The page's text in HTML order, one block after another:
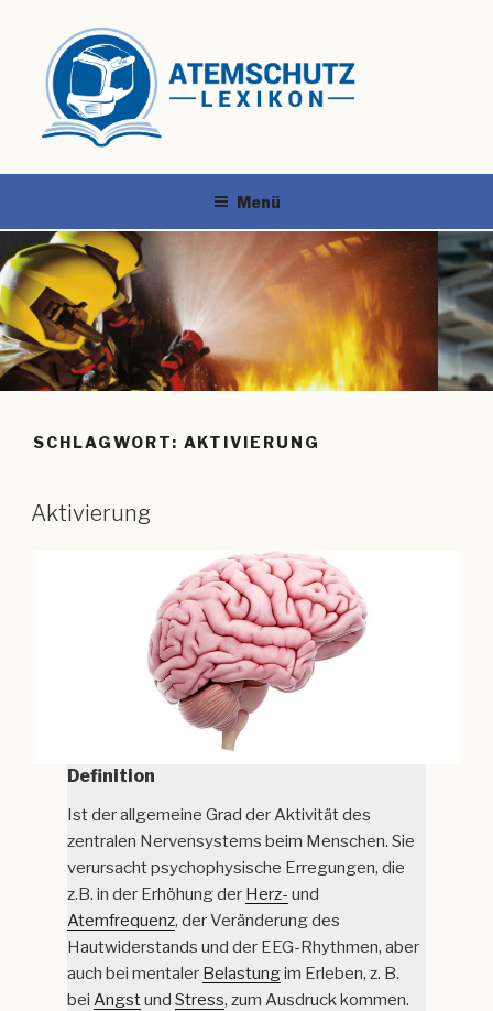
Menü
SCHLAGWORT: AKTIVIERUNG
Aktivierung
Definition
Ist der allgemeine Grad der Aktivität des
zentralen Nervensystems beim Menschen. Sie
verursacht psychophysische Erregungen, die
z.B. in der Erhöhung der Herz- und
Atemfrequenz, der Veränderung des
Hautwiderstands und der EEG-Rhythmen, aber
auch bei mentaler Belastungim Erleben, z. B.
beiAngstundStress, zum Ausdruck kommen.